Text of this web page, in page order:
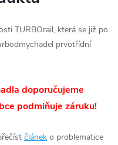
TURBOrail, která se již po
prvotřídní
doporučujeme
podmiňuje záruku!
článek o problematice